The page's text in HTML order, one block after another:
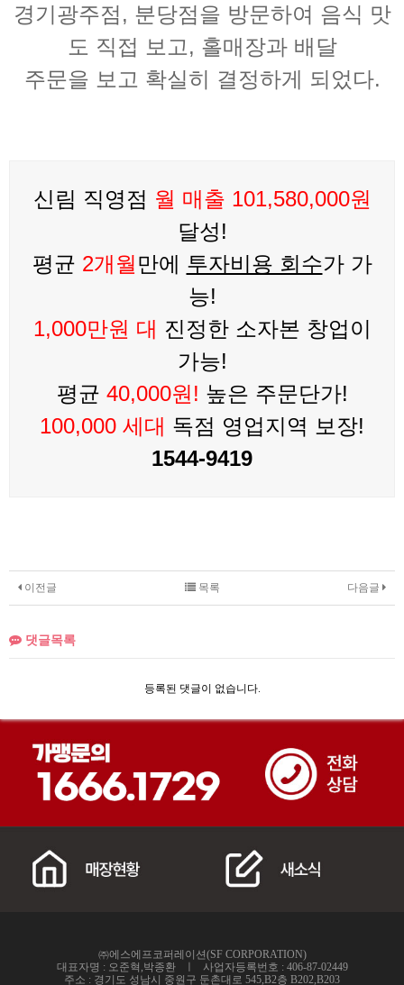
경기광주점, 분당점을 방문하여 음식 맛
도 직접 보고, 홀매장과 배달
주문을 보고 확실히 결정하게 되었다.
신림 직영점 월 매출 101,580,000원
달성!
평균 2개월만에 투자비용 회수가 가
능!
1,000만원 대 진정한 소자본 창업이
가능!
평균 40,000원! 높은 주문단가!
100,000 세대 독점 영업지역 보장!
1544-9419
이전글 다음글
목록
댓글목록
등록된 댓글이 없습니다.
㈜에스에프코퍼레이션(SF CORPORATION)
대표자명 : 오준혁,박종환 ㅣ 사업자등록번호 : 406-87-02449
주소 : 경기도 성남시 중원구 둔촌대로 545,B2층 B202,B203